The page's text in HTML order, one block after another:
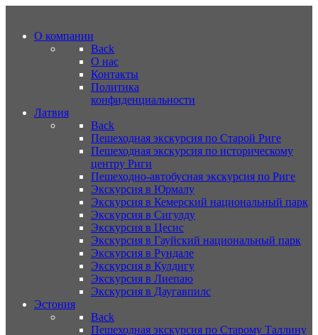
О компании
Back
О нас
Контакты
Политика
конфиденциальности
Латвия
Back
Пешеходная экскурсия по Старой Риге
Пешеходная экскурсия по историческому
центру Риги
Пешеходно-автобусная экскурсия по Риге
Экскурсия в Юрмалу
Экскурсия в Кемерский национальный парк
Экскурсия в Сигулду
Экскурсия в Цесис
Экскурсия в Гауйский национальный парк
Экскурсия в Рундале
Экскурсия в Кулдигу
Экскурсия в Лиепаю
Экскурсия в Даугавпилс
Эстония
Back
Пешеходная экскурсия по Старому Таллину